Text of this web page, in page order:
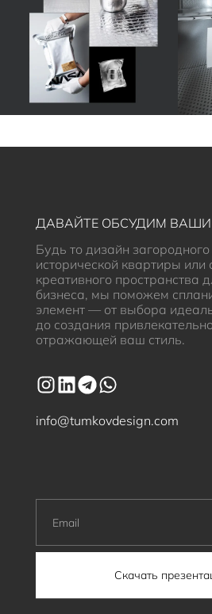
ДАВАЙТЕ ОБСУДИМ
Будь то дизайн
исторической квартиры или
креативного пространства
бизнеса, мы поможем
элемент — от выбора
до создания
отражающей ваш стиль.
info@tumkovdesign.com
Скачать